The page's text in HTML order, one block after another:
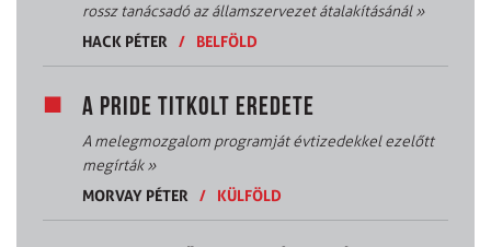
rossz tanácsadó az államszervezet átalakításánál»
HACK PÉTER
/ BELFÖLD
A PRIDE TITKOLT EREDETE
A melegmozgalom programját évtizedekkel ezelőtt
megírták»
MORVAY PÉTER
/ KÜLFÖLD